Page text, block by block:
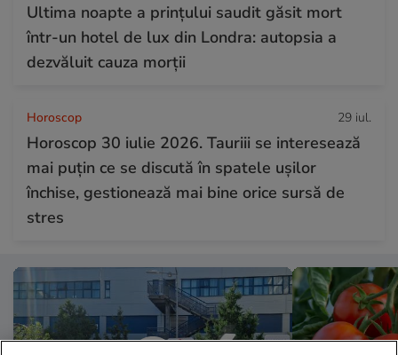
Ultima noapte a prințului saudit găsit mort
într-un hotel de lux din Londra: autopsia a
dezvăluit cauza morții
Horoscop 29 iul.
Horoscop 30 iulie 2026. Tauriii se interesează
mai puțin ce se discută în spatele ușilor
închise, gestionează mai bine orice sursă de
stres